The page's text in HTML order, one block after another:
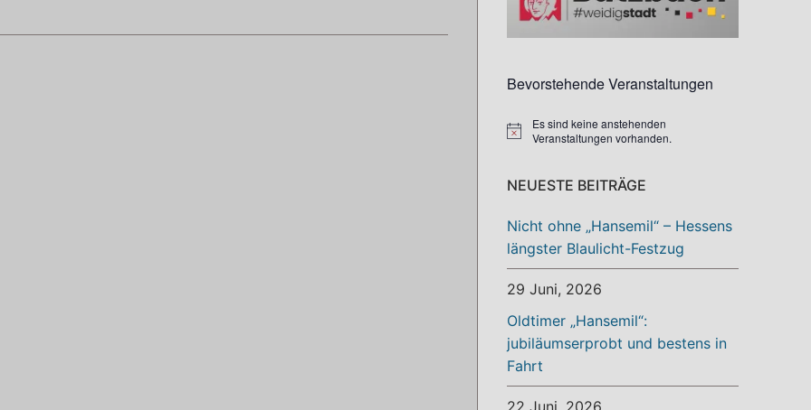
Bevorstehende Veranstaltungen
Hinweis
Es sind keine anstehenden
Veranstaltungen vorhanden.
NEUESTE BEITRÄGE
Nicht ohne „Hansemil“ – Hessens
längster Blaulicht-Festzug
29 Juni, 2026
Oldtimer „Hansemil“:
jubiläumserprobt und bestens in
Fahrt
22 Juni, 2026